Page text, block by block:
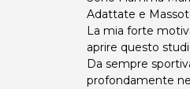
Adattate e
La mia forte
aprire questo
Da sempre
profondamente